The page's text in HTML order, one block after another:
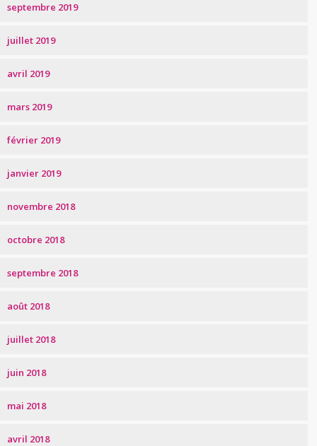
septembre 2019
juillet 2019
avril 2019
mars 2019
février 2019
janvier 2019
novembre 2018
octobre 2018
septembre 2018
août 2018
juillet 2018
juin 2018
mai 2018
avril 2018